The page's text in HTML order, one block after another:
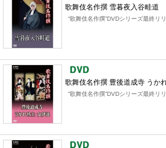
歌舞伎名作撰 雪暮夜入谷畦道
“歌舞伎名作撰”DVDシリーズ最終リ
歌舞伎名作撰 豊後道成寺 うか
“歌舞伎名作撰”DVDシリーズ最終リ